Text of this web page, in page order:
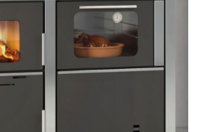
AYRINTILAR